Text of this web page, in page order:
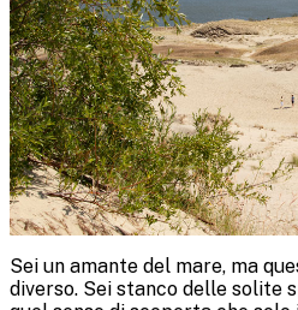
Sei un amante del mare, ma
diverso. Sei stanco delle solite